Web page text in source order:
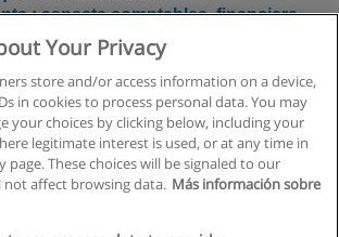
: aspects comptables, financiers
Demande d'information
Your Privacy
store and/or access information on a device,
in cookies to process personal data. You may
your choices by clicking below, including your
legitimate interest is used, or at any time in
page. These choices will be signaled to our
not affect browsing data. Más información sobre